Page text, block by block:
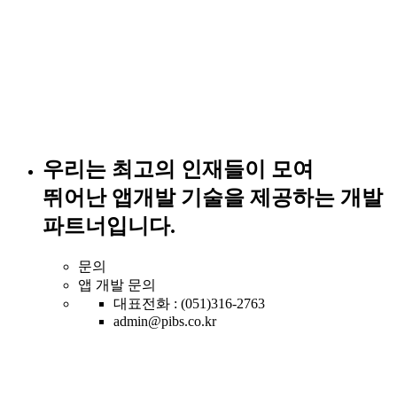
우리는 최고의 인재들이 모여
뛰어난 앱개발 기술을 제공하는 개발
파트너입니다.
문의
앱 개발 문의
대표전화 : (051)316-2763
admin@pibs.co.kr